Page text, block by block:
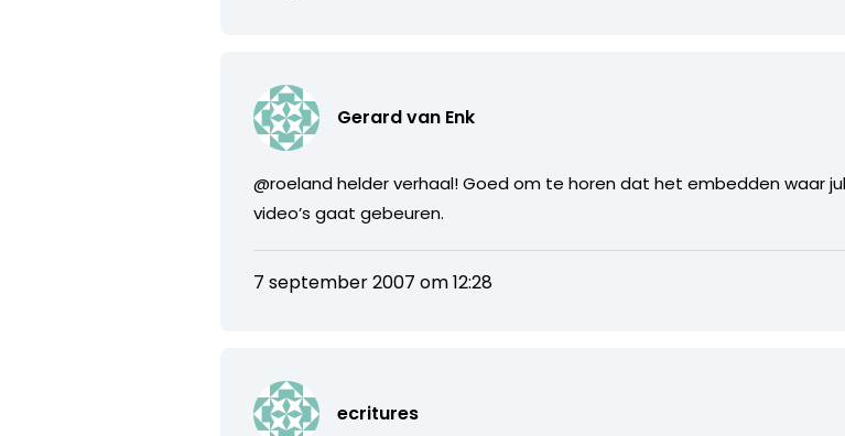
Gerard van Enk
@roeland helder verhaal! Goed om te horen dat het embedden waar
video’s gaat gebeuren.
7 september 2007 om 12:28
ecritures